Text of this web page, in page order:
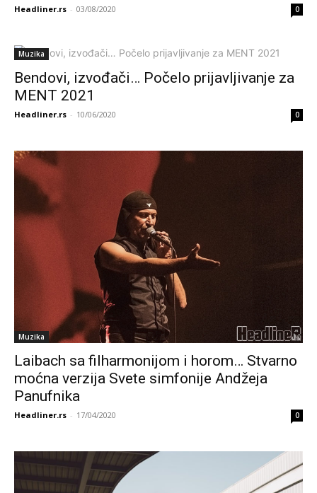
Headliner.rs - 03/08/2020 0
Muzika
Bendovi, izvođači… Počelo prijavljivanje za
MENT 2021
Headliner.rs - 10/06/2020 0
Muzika
Laibach sa filharmonijom i horom… Stvarno
moćna verzija Svete simfonije Andžeja
Panufnika
Headliner.rs - 17/04/2020 0